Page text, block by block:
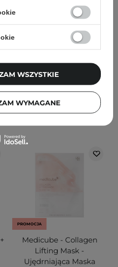
Glow Mask -
Ryżowa z Miodem do
Twarzy - 150ml
435
57,90 zł
49,20 zł
PROMOCJA
Medicube - Collagen
Lifting Mask -
Ujędrniająca Maska
WYMAGANE
WSZYSTKIE